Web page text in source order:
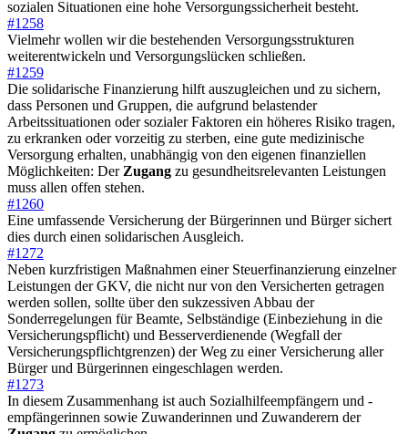
sozialen Situationen eine hohe Versorgungssicherheit besteht.
#1258
Vielmehr wollen wir die bestehenden Versorgungsstrukturen
weiterentwickeln und Versorgungslücken schließen.
#1259
Die solidarische Finanzierung hilft auszugleichen und zu sichern,
dass Personen und Gruppen, die aufgrund belastender
Arbeitssituationen oder sozialer Faktoren ein höheres Risiko tragen,
zu erkranken oder vorzeitig zu sterben, eine gute medizinische
Versorgung erhalten, unabhängig von den eigenen finanziellen
Möglichkeiten: Der Zugang zu gesundheitsrelevanten Leistungen
muss allen offen stehen.
#1260
Eine umfassende Versicherung der Bürgerinnen und Bürger sichert
dies durch einen solidarischen Ausgleich.
#1272
Neben kurzfristigen Maßnahmen einer Steuerfinanzierung einzelner
Leistungen der GKV, die nicht nur von den Versicherten getragen
werden sollen, sollte über den sukzessiven Abbau der
Sonderregelungen für Beamte, Selbständige (Einbeziehung in die
Versicherungspflicht) und Besserverdienende (Wegfall der
Versicherungspflichtgrenzen) der Weg zu einer Versicherung aller
Bürger und Bürgerinnen eingeschlagen werden.
#1273
In diesem Zusammenhang ist auch Sozialhilfeempfängern und -
empfängerinnen sowie Zuwanderinnen und Zuwanderern der